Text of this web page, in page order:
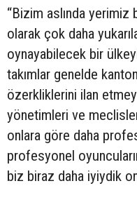
“Bizim aslında
olarak çok daha
oynayabilecek bir
takımlar genelde
özerkliklerini ilan
yönetimleri ve
onlara göre daha
profesyonel
biz biraz daha iyiydik